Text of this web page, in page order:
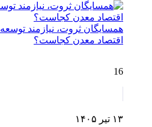
همسایگان ثروت، نیازمند
اقتصاد معدن کجاست؟
16
۱۳ تیر ۱۴۰۵